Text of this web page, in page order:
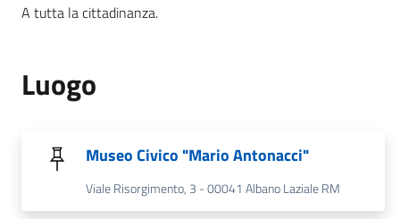
A tutta la cittadinanza.
Luogo
Museo Civico "Mario Antonacci"
Viale Risorgimento, 3 - 00041 Albano Laziale RM